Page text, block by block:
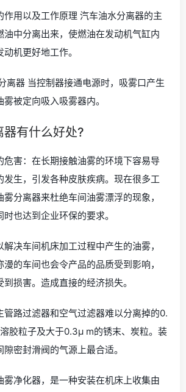
作用以及工作原理 汽车油水分离器的主
油中分离出来，使燃油在发动机气缸内
机更好地工作。
离器 当控制器接通电源时，吸雾口产生
被定向吸入吸雾器内。
器有什么好处?
危害：在长期接触油雾的环境下容易导
发生，引发各种皮肤疾病。现在很多工
分离器来杜绝车间油雾漂浮的现象，
也达到企业环保的要求。
决车间机床加工过程中产生的油雾，
的车间也会令产品的品质受到影响，
损害。造成直接的经济损失。
管路过滤器和空气过滤器难以分离掉的0.
胶粒子及大于0.3μ m的锈末、炭粒。装
密封滑阀的气源上最合适。
雾净化器，是一种安装在机床上收集由